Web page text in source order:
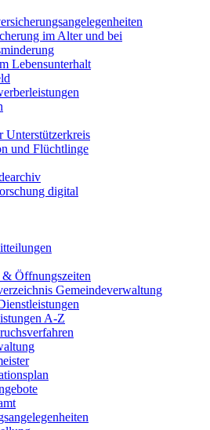
im Alter und bei
Lebensunterhalt
Unterstützerkreis
und Flüchtlinge
digital
Öffnungszeiten
Gemeindeverwaltung
A-Z